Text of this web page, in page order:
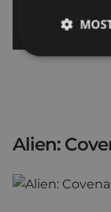
Alien: